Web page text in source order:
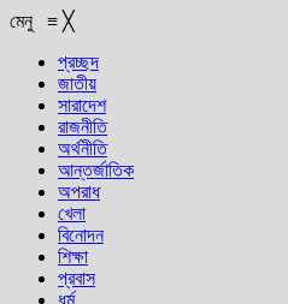
মেনু ≡ ╳
প্রচ্ছদ
জাতীয়
সারাদেশ
রাজনীতি
অর্থনীতি
আন্তর্জাতিক
অপরাধ
খেলা
বিনোদন
শিক্ষা
প্রবাস
ধর্ম